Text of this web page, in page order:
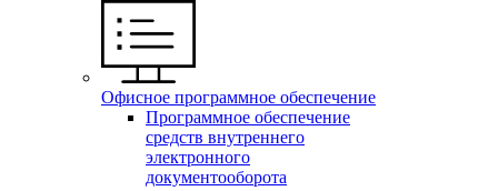
Офисное программное обеспечение
Программное обеспечение
средств внутреннего
электронного
документооборота